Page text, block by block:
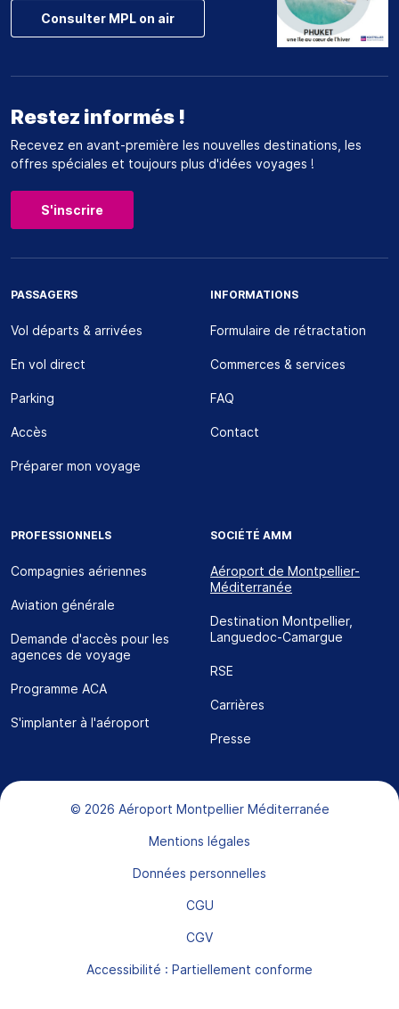
Consulter MPL on air
Restez informés !
Recevez en avant-première les nouvelles destinations, les
offres spéciales et toujours plus d'idées voyages !
S'inscrire
PASSAGERS
Vol départs & arrivées
En vol direct
Parking
Accès
Préparer mon voyage
INFORMATIONS
Formulaire de rétractation
Commerces & services
FAQ
Contact
PROFESSIONNELS
Compagnies aériennes
Aviation générale
Demande d'accès pour les
agences de voyage
Programme ACA
S'implanter à l'aéroport
SOCIÉTÉ AMM
Aéroport de Montpellier-
Méditerranée
Destination Montpellier,
Languedoc-Camargue
RSE
Carrières
Presse
Bas de page
© 2026 Aéroport Montpellier Méditerranée
Mentions légales
Données personnelles
CGU
CGV
Accessibilité : Partiellement conforme